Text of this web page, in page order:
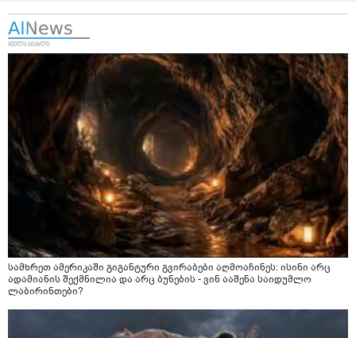
სამხრეთ ამერიკაში გიგანტური გვირაბები აღმოაჩინეს: ისინი არც
ადამიანის შექმნილია და არც ბუნების - ვინ ააშენა საიდუმლო
ლაბირინთები?